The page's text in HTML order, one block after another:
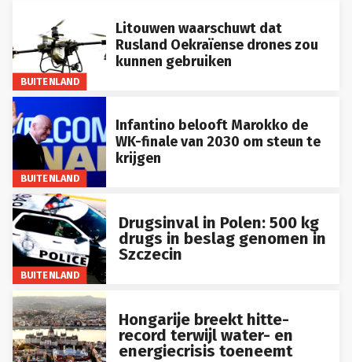
BUITENLAND
Litouwen waarschuwt dat
Rusland Oekraïense drones zou
kunnen gebruiken
BUITENLAND
Infantino belooft Marokko de
WK-finale van 2030 om steun te
krijgen
BUITENLAND
Drugsinval in Polen: 500 kg
drugs in beslag genomen in
Szczecin
Hongarije breekt hitte-
record terwijl water- en
energiecrisis toeneemt